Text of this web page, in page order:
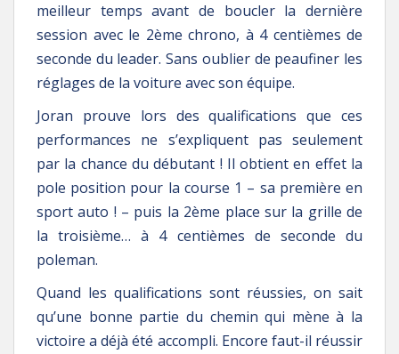
meilleur temps avant de boucler la dernière
session avec le 2ème chrono, à 4 centièmes de
seconde du leader. Sans oublier de peaufiner les
réglages de la voiture avec son équipe.
Joran prouve lors des qualifications que ces
performances ne s’expliquent pas seulement
par la chance du débutant ! Il obtient en effet la
pole position pour la course 1 – sa première en
sport auto ! – puis la 2ème place sur la grille de
la troisième… à 4 centièmes de seconde du
poleman.
Quand les qualifications sont réussies, on sait
qu’une bonne partie du chemin qui mène à la
victoire a déjà été accompli. Encore faut-il réussir